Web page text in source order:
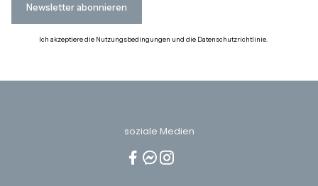
Newsletter abonnieren
Ich akzeptiere die Nutzungsbedingungen und die Datenschutzrichtlinie.
soziale Medien